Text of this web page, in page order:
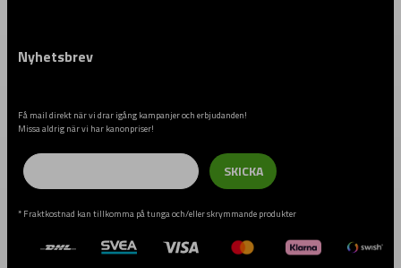
Nyhetsbrev
Få mail direkt när vi drar igång kampanjer och erbjudanden!
Missa aldrig när vi har kanonpriser!
Email
SKICKA
* Fraktkostnad kan tillkomma på tunga och/eller skrymmande produkter